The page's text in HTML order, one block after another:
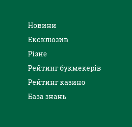
Новини
Ексклюзив
Різне
Рейтинг букмекерів
Рейтинг казино
База знань